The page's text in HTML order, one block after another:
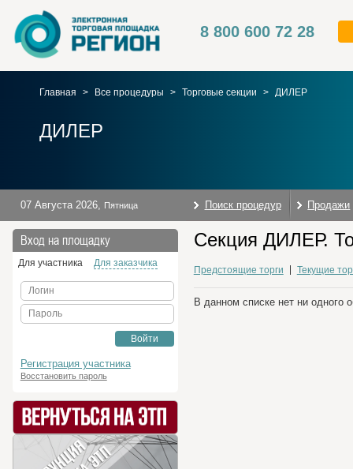
8 800 600 72 28
Главная > Все процедуры > Торговые секции > ДИЛЕР
ДИЛЕР
07 Августа 2026, Пятница Поиск процедур Продажи
Вход на площадку
Для участника Для заказчика
Логин
Пароль
Войти
Регистрация участника
Восстановить пароль
Секция ДИЛЕР.
Предстоящие торги Текущие
В данном списке нет ни одного